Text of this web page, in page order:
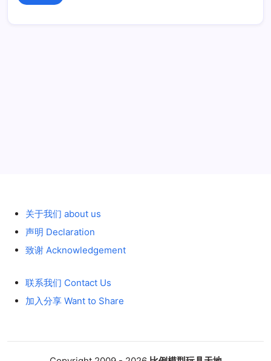
关于我们 about us
声明 Declaration
致谢 Acknowledgement
联系我们 Contact Us
加入分享 Want to Share